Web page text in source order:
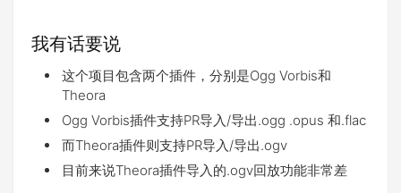
我有话要说
这个项目包含两个插件，分别是Ogg Vorbis和
Theora
Ogg Vorbis插件支持PR导入/导出.ogg .opus 和.flac
而Theora插件则支持PR导入/导出.ogv
目前来说Theora插件导入的.ogv回放功能非常差